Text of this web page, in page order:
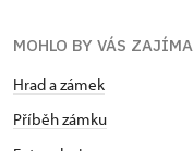
MOHLO BY VÁS
Hrad a zámek
Příběh zámku